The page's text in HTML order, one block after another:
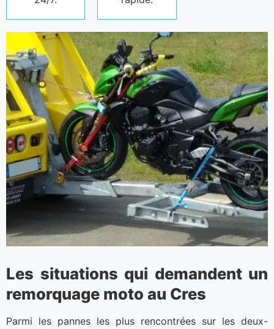
Les situations qui demandent un
remorquage moto au Cres
Parmi les pannes les plus rencontrées sur les deux-